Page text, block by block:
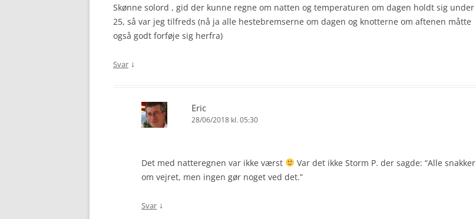
Skønne solord , gid der kunne regne om natten og temperaturen om dagen holdt sig under
25, så var jeg tilfreds (nå ja alle hestebremserne om dagen og knotterne om aftenen måtte
også godt forføje sig herfra)
Svar ↓
Eric
28/06/2018 kl. 05:30
Det med natteregnen var ikke værst
Var det ikke Storm P. der sagde: “Alle snakker
om vejret, men ingen gør noget ved det.”
Svar ↓